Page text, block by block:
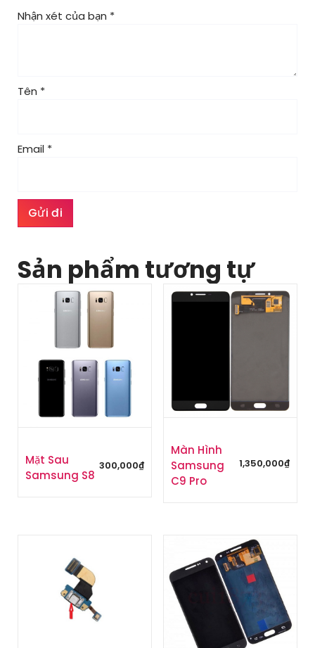
Nhận xét của bạn *
Tên *
Email *
Sản phẩm tương tự
Mặt Sau
Samsung S8
300,000₫
Màn Hình
Samsung
C9 Pro
1,350,000₫